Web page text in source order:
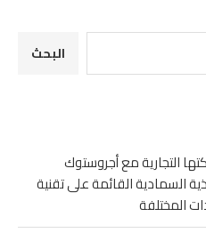
البحث
التجارية مع أجروستوك
التغذية السمادية القائمة على تقنية
المختلفة